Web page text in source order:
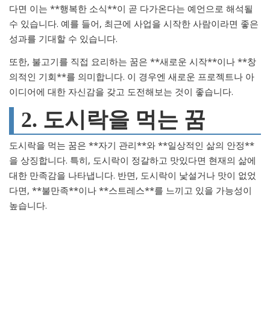
다면 이는 **행복한 소식**이 곧 다가온다는 예언으로 해석될
수 있습니다. 예를 들어, 최근에 사업을 시작한 사람이라면 좋은
성과를 기대할 수 있습니다.
또한, 불고기를 직접 요리하는 꿈은 **새로운 시작**이나 **창
의적인 기회**를 의미합니다. 이 경우엔 새로운 프로젝트나 아
이디어에 대한 자신감을 갖고 도전해보는 것이 좋습니다.
2. 도시락을 먹는 꿈
도시락을 먹는 꿈은 **자기 관리**와 **일상적인 삶의 안정**
을 상징합니다. 특히, 도시락이 정갈하고 맛있다면 현재의 삶에
대한 만족감을 나타냅니다. 반면, 도시락이 낯설거나 맛이 없었
다면, **불만족**이나 **스트레스**를 느끼고 있을 가능성이
높습니다.